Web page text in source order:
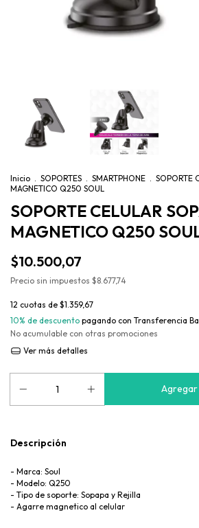
Inicio . SOPORTES . SMARTPHONE . SOPORTE
MAGNETICO Q250 SOUL
SOPORTE CELULAR
MAGNETICO Q250
$10.500,07
Precio sin impuestos $8.677,74
12 cuotas de $1.359,67
10% de descuento pagando con Transferencia
No acumulable con otras promociones
Ver más detalles
Descripción
- Marca: Soul
- Modelo: Q250
- Tipo de soporte: Sopapa y Rejilla
- Agarre magnetico al celular